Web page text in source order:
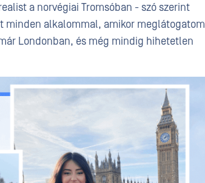
a norvégiai Tromsóban - szó szerint
minden alkalommal, amikor meglátogatom
Londonban, és még mindig hihetetlen